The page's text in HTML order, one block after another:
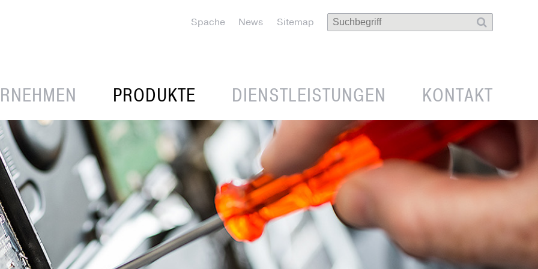
Spache News Sitemap
PRODUKTE DIENSTLEISTUNGEN KONTAKT